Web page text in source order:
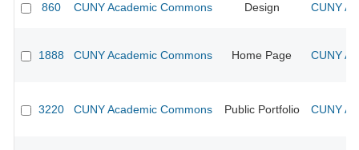
860 CUNY Academic Commons Design CUNY
1888 CUNY Academic Commons Home Page CUNY
3220 CUNY Academic Commons Public Portfolio CUNY